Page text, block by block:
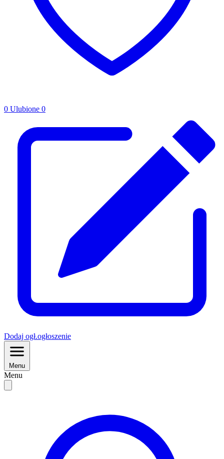
0 Ulubione 0
Dodaj ogł.ogłoszenie
Menu
Menu